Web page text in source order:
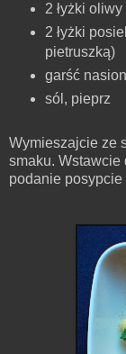
2 łyżki
2 łyżki
pietruszką)
garść
sól, pieprz
Wymieszajcie ze
smaku. Wstawcie
podanie